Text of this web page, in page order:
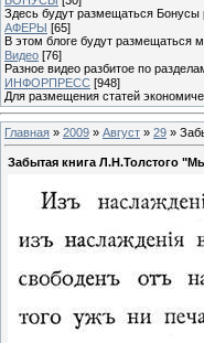
Здесь будут размещаться Бонусы
АФЕРЫ [65]
В этом блоге будут размещаться
Видео [76]
Разное видео разбитое по
ИНФОРПРЕСС [948]
Для размещения статей
Главная » 2009 » Август » 29 »
Забытая книга Л.Н.Толстого